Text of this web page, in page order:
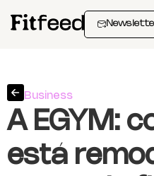
Business
A EGYM:
está